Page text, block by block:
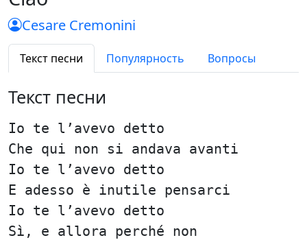
Cesare Cremonini
Текст песни Популярность Вопросы
Текст песни
Io te l’avevo detto
Che qui non si andava avanti
Io te l’avevo detto
E adesso è inutile pensarci
Io te l’avevo detto
Sì, e allora perché non